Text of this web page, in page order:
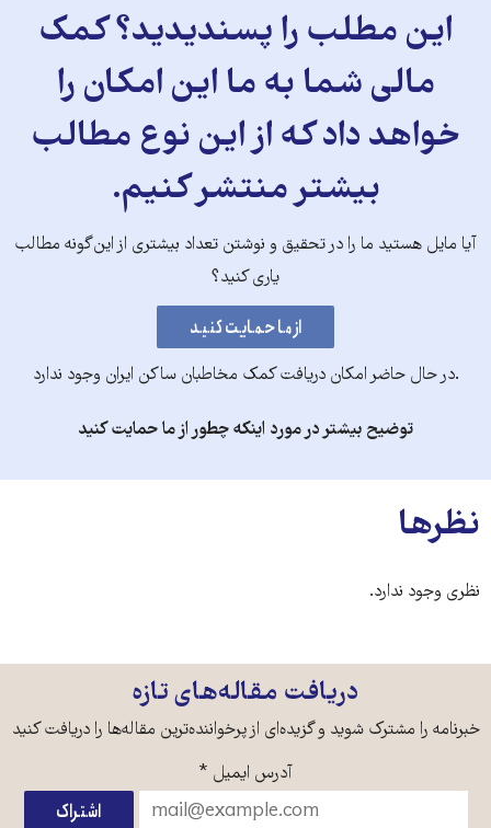
این مطلب را پسندیدید؟ کمک
مالی شما به ما این امکان را
خواهد داد که از این نوع مطالب
بیشتر منتشر کنیم.
آیا مایل هستید ما را در تحقیق و نوشتن تعداد بیشتری از این‌گونه مطالب
یاری کنید؟
.در حال حاضر امکان دریافت کمک مخاطبان ساکن ایران وجود ندارد
توضیح بیشتر در مورد اینکه چطور از ما حمایت کنید
نظرها
نظری وجود ندارد.
دریافت مقاله‌های تازه
خبرنامه را مشترک شوید و گزیده‌ای از پرخواننده‌ترین مقاله‌ها را دریافت کنید
آدرس ایمیل *